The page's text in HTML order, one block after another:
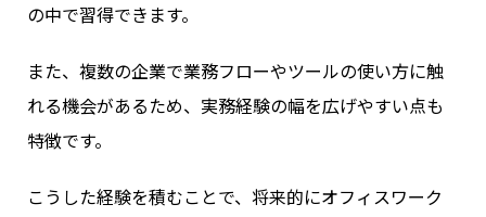
の中で習得できます。
また、複数の企業で業務フローやツールの使い方に触
れる機会があるため、実務経験の幅を広げやすい点も
特徴です。
こうした経験を積むことで、将来的にオフィスワーク